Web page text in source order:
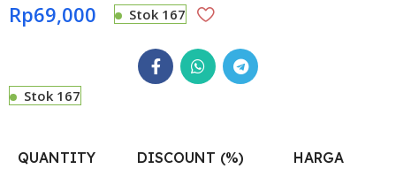
Rp69,000 Stok 167
Stok 167
QUANTITY DISCOUNT (%) HARGA